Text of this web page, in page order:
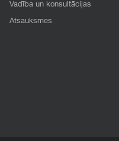
Vadība un konsultācijas
Atsauksmes